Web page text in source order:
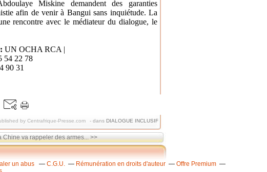
Miskine demandent des garanties
afin de venir à Bangui sans inquiétude. La
rencontre avec le médiateur du dialogue, le
UN OCHA RCA |
54 22 78
90 31
by Centrafrique-Presse.com - dans DIALOGUE INCLUSIF
Chine va rappeler des armes... >>
un abus C.G.U. Rémunération en droits d'auteur
Offre Premium